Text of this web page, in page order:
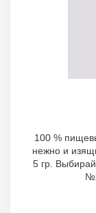
100 %
нежно и
5 гр.